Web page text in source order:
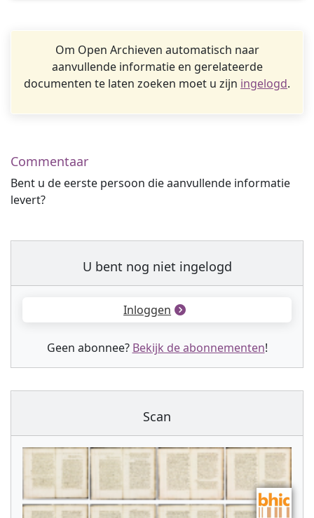
Om Open Archieven automatisch naar
aanvullende informatie en gerelateerde
documenten te laten zoeken moet u zijn ingelogd.
Commentaar
Bent u de eerste persoon die aanvullende informatie
levert?
U bent nog niet ingelogd
Inloggen
Geen abonnee? Bekijk de abonnementen!
Scan